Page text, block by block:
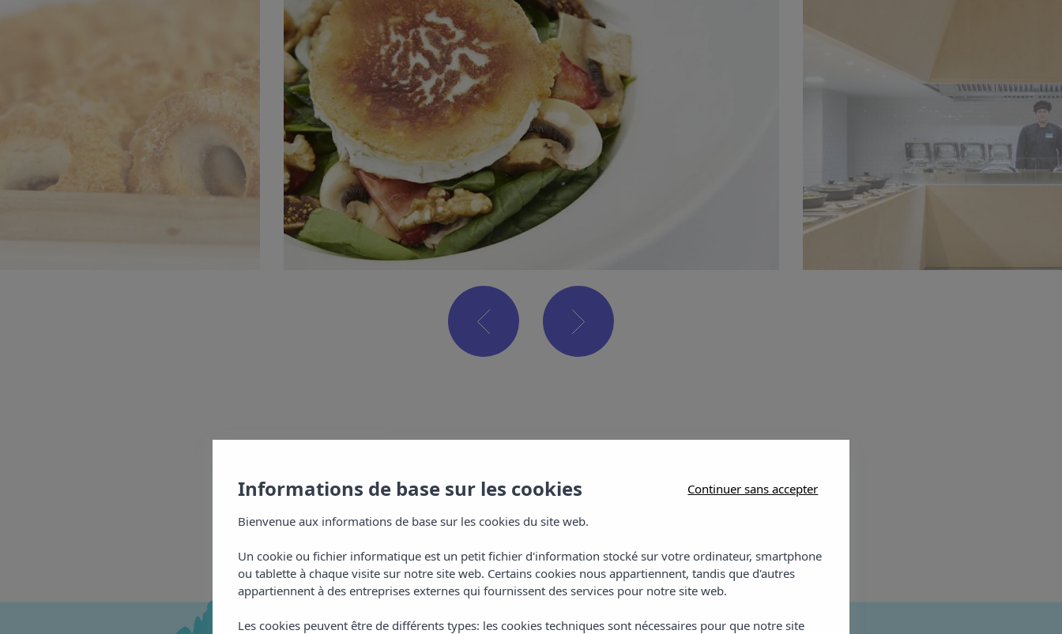
Emplacement
Informations de base sur les cookies Continuer sans accepter
Bienvenue aux informations de base sur les cookies du site web.
Un cookie ou fichier informatique est un petit fichier d'information stocké sur votre ordinateur, smartphone
ou tablette à chaque visite sur notre site web. Certains cookies nous appartiennent, tandis que d'autres
appartiennent à des entreprises externes qui fournissent des services pour notre site web.
Les cookies peuvent être de différents types: les cookies techniques sont nécessaires pour que notre site